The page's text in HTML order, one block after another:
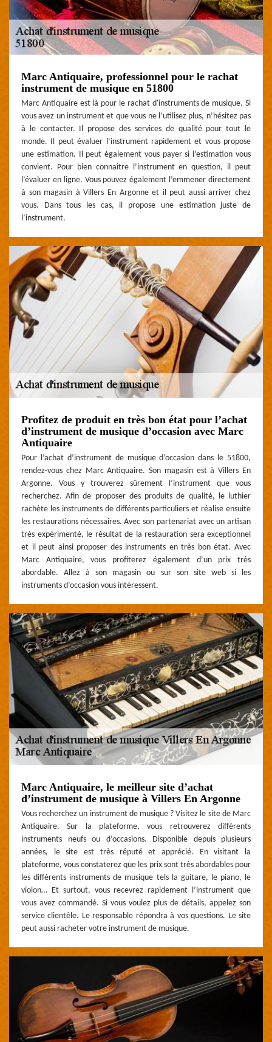
Marc Antiquaire, professionnel pour le rachat
instrument de musique en 51800
Marc Antiquaire est là pour le rachat d'instruments de musique. Si
vous avez un instrument et que vous ne l’utilisez plus, n’hésitez pas
à le contacter. Il propose des services de qualité pour tout le
monde. Il peut évaluer l’instrument rapidement et vous propose
une estimation. Il peut également vous payer si l’estimation vous
convient. Pour bien connaître l’instrument en question, il peut
l’évaluer en ligne. Vous pouvez également l’emmener directement
à son magasin à Villers En Argonne et il peut aussi arriver chez
vous. Dans tous les cas, il propose une estimation juste de
l’instrument.
Profitez de produit en très bon état pour l’achat
d’instrument de musique d’occasion avec Marc
Antiquaire
Pour l’achat d’instrument de musique d’occasion dans le 51800,
rendez-vous chez Marc Antiquaire. Son magasin est à Villers En
Argonne. Vous y trouverez sûrement l’instrument que vous
recherchez. Afin de proposer des produits de qualité, le luthier
rachète les instruments de différents particuliers et réalise ensuite
les restaurations nécessaires. Avec son partenariat avec un artisan
très expérimenté, le résultat de la restauration sera exceptionnel
et il peut ainsi proposer des instruments en très bon état. Avec
Marc Antiquaire, vous profiterez également d’un prix très
abordable. Allez à son magasin ou sur son site web si les
instruments d’occasion vous intéressent.
Marc Antiquaire, le meilleur site d’achat
d’instrument de musique à Villers En Argonne
Vous recherchez un instrument de musique ? Visitez le site de Marc
Antiquaire. Sur la plateforme, vous retrouverez différents
instruments neufs ou d’occasions. Disponible depuis plusieurs
années, le site est très réputé et apprécié. En visitant la
plateforme, vous constaterez que les prix sont très abordables pour
les différents instruments de musique tels la guitare, le piano, le
violon… Et surtout, vous recevrez rapidement l’instrument que
vous avez commandé. Si vous voulez plus de détails, appelez son
service clientèle. Le responsable répondra à vos questions. Le site
peut aussi racheter votre instrument de musique.